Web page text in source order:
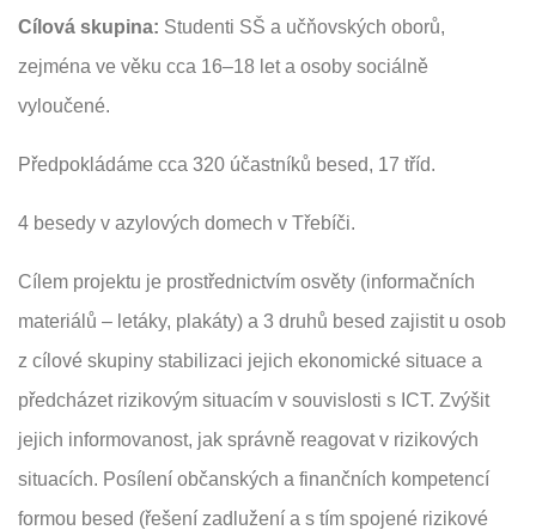
Cílová skupina: Studenti SŠ a učňovských oborů,
zejména ve věku cca 16–18 let a osoby sociálně
vyloučené.
Předpokládáme cca 320 účastníků besed, 17 tříd.
4 besedy v azylových domech v Třebíči.
Cílem projektu je prostřednictvím osvěty (informačních
materiálů – letáky, plakáty) a 3 druhů besed zajistit u osob
z cílové skupiny stabilizaci jejich ekonomické situace a
předcházet rizikovým situacím v souvislosti s ICT. Zvýšit
jejich informovanost, jak správně reagovat v rizikových
situacích. Posílení občanských a finančních kompetencí
formou besed (řešení zadlužení a s tím spojené rizikové